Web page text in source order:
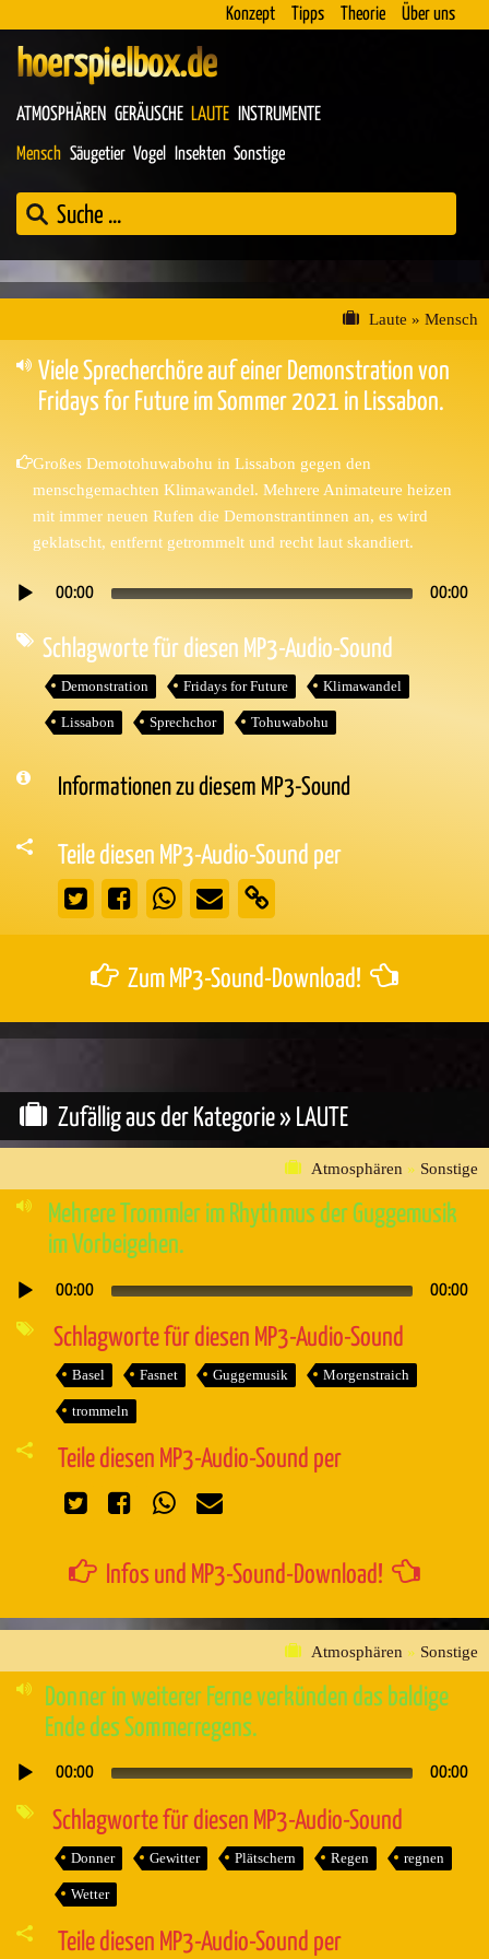
Konzept Tipps Theorie Über uns
hoerspielbox.de
ATMOSPHÄREN GERÄUSCHE LAUTE INSTRUMENTE
Mensch Säugetier Vogel Insekten Sonstige
Laute » Mensch
Viele Sprecherchöre auf einer Demonstration von
Fridays for Future im Sommer 2021 in Lissabon.
Großes Demotohuwabohu in Lissabon gegen den
menschgemachten Klimawandel. Mehrere Animateure heizen
mit immer neuen Rufen die Demonstrantinnen an, es wird
geklatscht, entfernt getrommelt und recht laut skandiert.
Audio-
00:00 00:00
Schlagworte für diesen MP3-Audio-Sound
Demonstration Fridays for Future Klimawandel
Lissabon Sprechchor Tohuwabohu
Informationen zu diesem MP3-Sound
Teile diesen MP3-Audio-Sound per
Zum MP3-Sound-Download!
Zufällig aus der Kategorie » LAUTE
Atmosphären » Sonstige
Mehrere Trommler im Rhythmus der Guggemusik
im Vorbeigehen.
Audio-
00:00 00:00
Schlagworte für diesen MP3-Audio-Sound
Basel Fasnet Guggemusik Morgenstraich
trommeln
Teile diesen MP3-Audio-Sound per
Infos und MP3-Sound-Download!
Atmosphären » Sonstige
Donner in weiterer Ferne verkünden das baldige
Ende des Sommerregens.
Audio-
00:00 00:00
Schlagworte für diesen MP3-Audio-Sound
Donner Gewitter Plätschern Regen regnen
Wetter
Teile diesen MP3-Audio-Sound per